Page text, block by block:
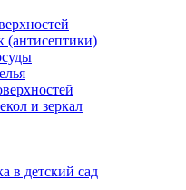
(антисептики)
и зеркал
в детский сад